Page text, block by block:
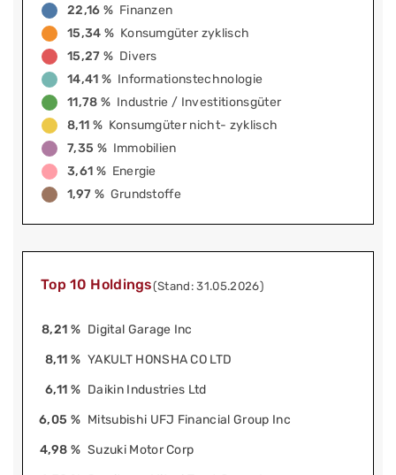
22,16 % Finanzen
15,34 % Konsumgüter zyklisch
15,27 % Divers
14,41 % Informationstechnologie
11,78 % Industrie / Investitionsgüter
8,11 % Konsumgüter nicht- zyklisch
7,35 % Immobilien
3,61 % Energie
1,97 % Grundstoffe
Top 10 Holdings(Stand: 31.05.2026)
8,21 % Digital Garage Inc
8,11 % YAKULT HONSHA CO LTD
6,11 % Daikin Industries Ltd
6,05 % Mitsubishi UFJ Financial Group Inc
4,98 % Suzuki Motor Corp